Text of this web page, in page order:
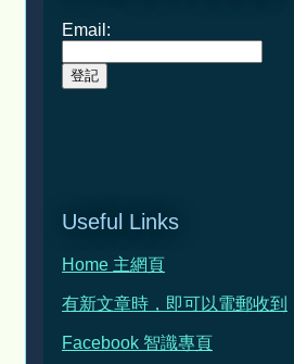
Email:
Useful Links
Home 主網頁
有新文章時，即可以電郵收到
Facebook 智識專頁